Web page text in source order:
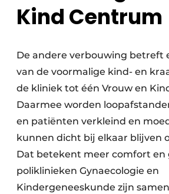
Kind Centrum
De andere verbouwing betreft
van de voormalige kind- en
de kliniek tot één Vrouw en
Daarmee worden
en patiënten verkleind en
kunnen dicht bij elkaar blijven
Dat betekent meer comfort en
poliklinieken Gynaecologie en
Kindergeneeskunde zijn